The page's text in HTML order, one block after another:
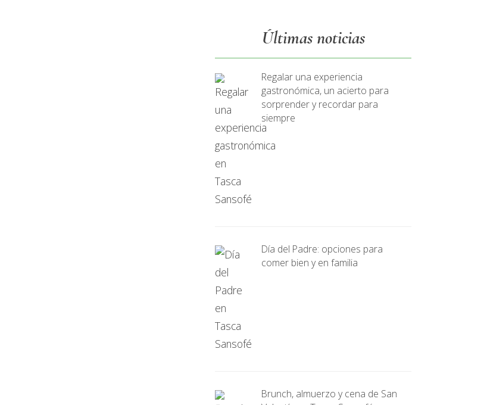
Últimas noticias
Regalar una experiencia
gastronómica, un acierto para
sorprender y recordar para
siempre
Día del Padre: opciones para
comer bien y en familia
Brunch, almuerzo y cena de San